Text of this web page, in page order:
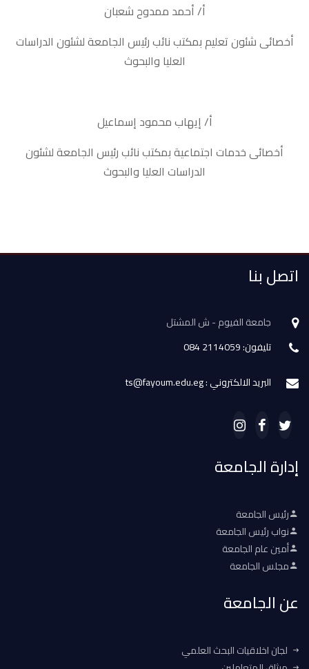
أ/ أحمد ممدوح شعبان
أخصائى شئون تعليم بمكتب نائب رئيس الجامعة لشئون الدراسات
العليا والبحوث
أ/ إيهاب محمود إسماعيل
أخصائى خدمات اجتماعية بمكتب نائب رئيس الجامعة لشئون
الدراسات العليا والبحوث
اتصل بنا
جامعة الفيوم - ش المشتل
تليفون: 2114059 084
البريد الالكتروني : ts@fayoum.edu.eg
إدارة الجامعة
رئيس الجامعة
نواب رئيس الجامعة
أمين عام الجامعة
مجلس الجامعة
عن الجامعة
لجان اخلاقيات البحث العلمي